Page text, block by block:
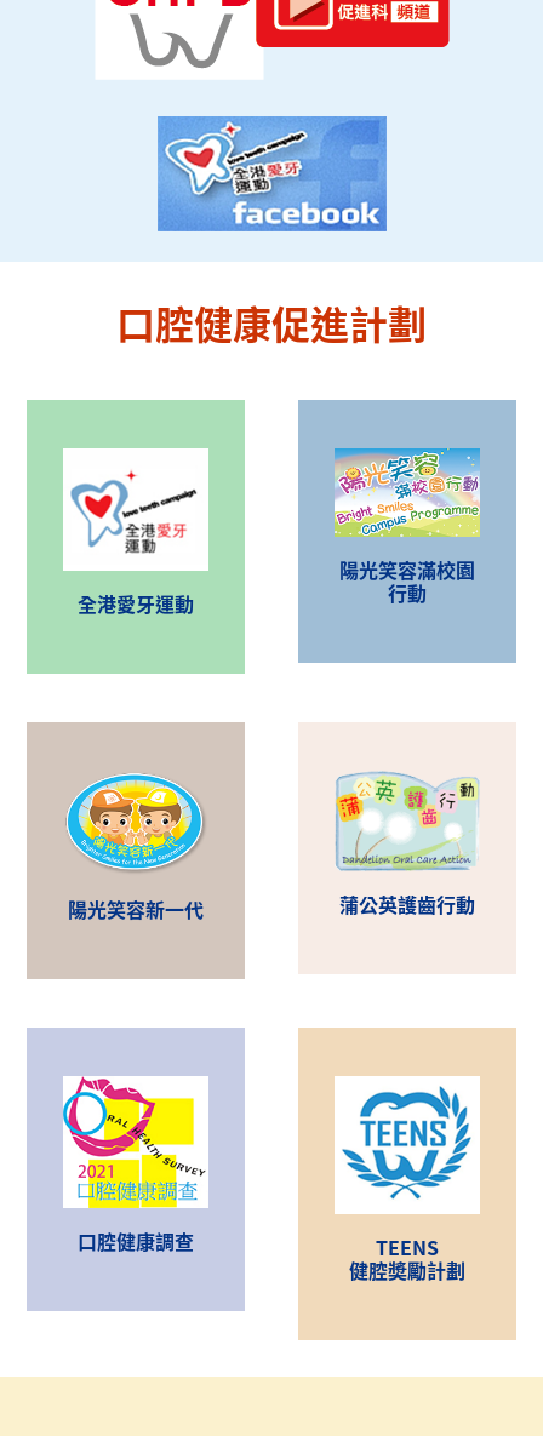
口腔健康促進計劃
全港愛牙運動
陽光笑容滿校園
行動
陽光笑容新一代 蒲公英護齒行動
口腔健康調查 TEENS
健腔奬勵計劃